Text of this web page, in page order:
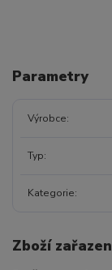
Parametry
Výrobce
Typ
Kategorie
Zboží